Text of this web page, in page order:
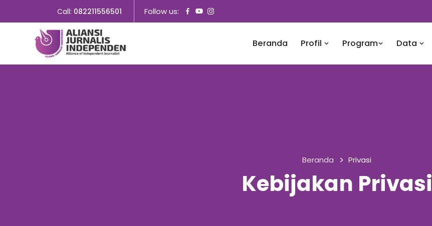
Call: 082211556501 Follow us:
Beranda Profil Program Data
Beranda Privasi
Kebijakan Privasi